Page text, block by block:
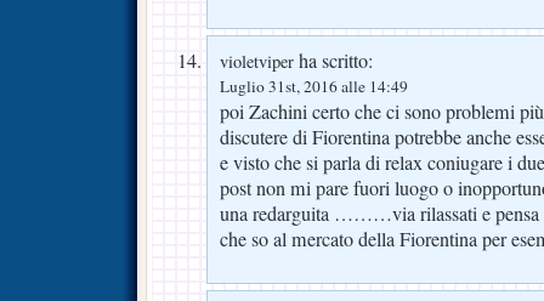
violetviper ha scritto:
Luglio 31st, 2016 alle 14:49
poi Zachini certo che ci sono problemi
discutere di Fiorentina potrebbe anche
e visto che si parla di relax coniugare i
post non mi pare fuori luogo o
una redarguita ………via rilassati e
che so al mercato della Fiorentina per